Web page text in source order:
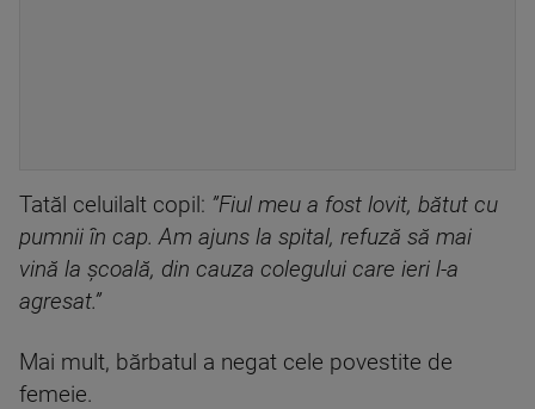
Tatăl celuilalt copil: ”Fiul meu a fost lovit, bătut cu
pumnii în cap. Am ajuns la spital, refuză să mai
vină la școală, din cauza colegului care ieri l-a
agresat.”
Mai mult, bărbatul a negat cele povestite de
femeie.